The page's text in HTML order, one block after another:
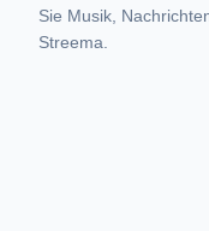
Sie Musik,
Streema.